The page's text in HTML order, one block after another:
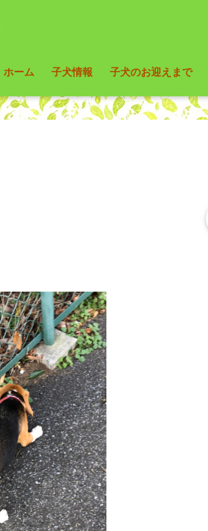
ホーム 子犬情報 子犬のお迎えまで